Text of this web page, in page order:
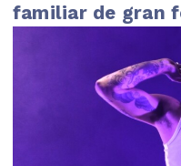
familiar de gran